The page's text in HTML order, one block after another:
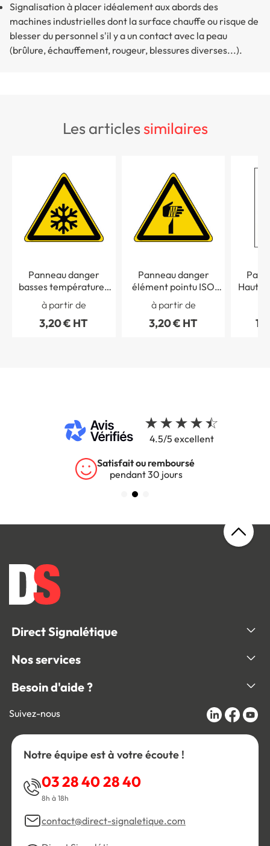
Signalisation à placer idéalement aux abords des
machines industrielles dont la surface chauffe ou risque de
blesser du personnel s'il y a un contact avec la peau
(brûlure, échauffement, rougeur, blessures diverses...).
les articlessimilaires
Panneau danger
basses températures
conditions de gel ISO
7010 - W010
à partir de
3,20 € HT
Panneau danger
élément pointu ISO
7010 - W022
à partir de
3,20 € HT
Haute
4.5/5 excellent
Satisfait ou remboursé
pendant 30 jours
Direct Signalétique
Nos services
Besoin d'aide ?
Suivez-nous
Notre équipe est à votre écoute !
03 28 40 28 40
8h à 18h
contact@direct-signaletique.com